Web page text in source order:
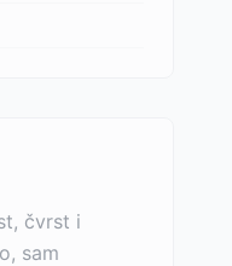
čvrst i
sam